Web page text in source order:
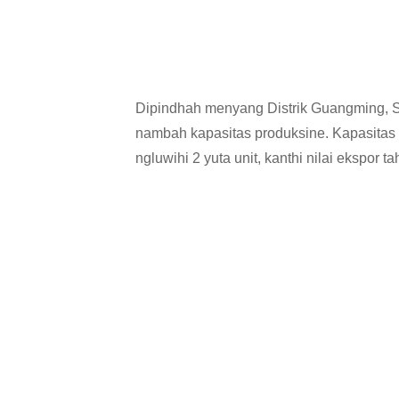
Dipindhah menyang Distrik Guangming,
nambah kapasitas produksine.
ngluwihi 2 yuta unit, kanthi nilai ekspor